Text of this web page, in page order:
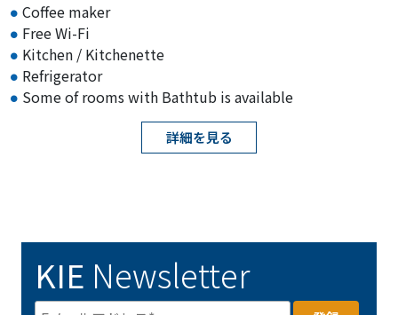
Coffee maker
Free Wi-Fi
Kitchen / Kitchenette
Refrigerator
Some of rooms with Bathtub is available
詳細を見る
KIE Newsletter